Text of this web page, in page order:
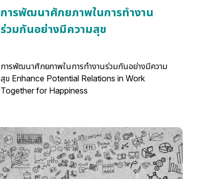
การพัฒนาศักยภาพในการทำงาน
ร่วมกันอย่างมีความสุข
การพัฒนาศักยภาพในการทำงานร่วมกันอย่างมีความ
สุข Enhance Potential Relations in Work
Together for Happiness